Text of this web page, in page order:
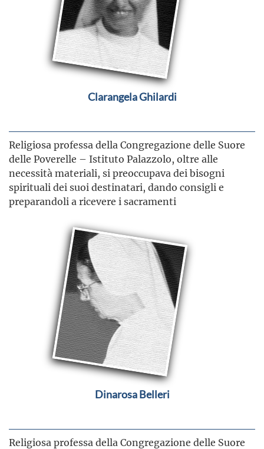
Clarangela Ghilardi
Religiosa professa della Congregazione delle Suore
delle Poverelle – Istituto Palazzolo, oltre alle
necessità materiali, si preoccupava dei bisogni
spirituali dei suoi destinatari, dando consigli e
preparandoli a ricevere i sacramenti
Dinarosa Belleri
Religiosa professa della Congregazione delle Suore